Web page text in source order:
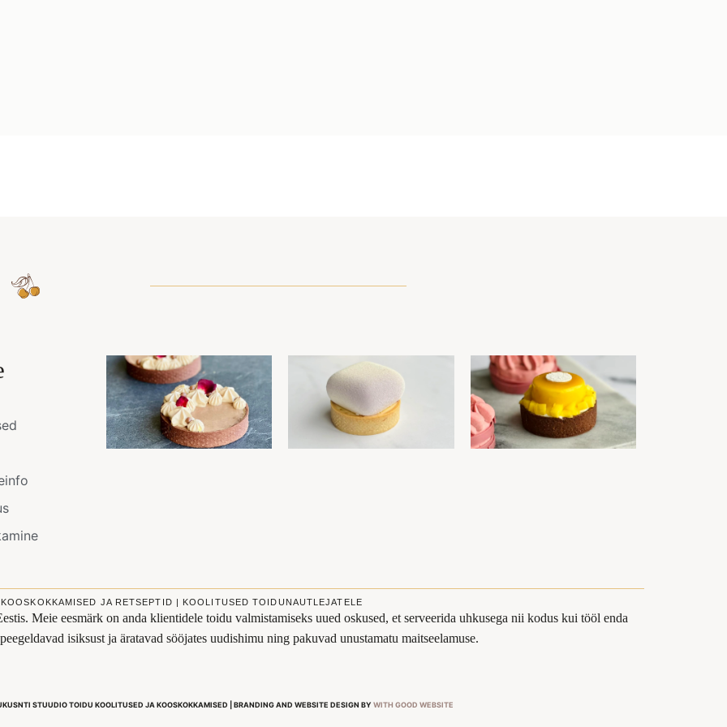
KOOSKOKKAMISED JA RETSEPTID | KOOLITUSED TOIDUNAUTLEJATELE
Meie eesmärk on anda klientidele toidu valmistamiseks uued oskused, et serveerida uhkusega nii kodus kui tööl enda
isiksust ja äratavad sööjates uudishimu ning pakuvad unustamatu maitseelamuse.
STUUDIO TOIDU KOOLITUSED JA KOOSKOKKAMISED | BRANDING AND WEBSITE DESIGN BY WITH GOOD WEBSITE